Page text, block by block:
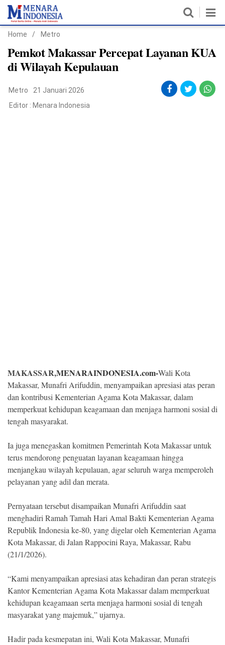
Home
Nasional
Politik
©
Menara
Indonesia
.
All
Right
Reserve
Home / Metro
Pemkot Makassar Percepat Layanan KUA
di Wilayah Kepulauan
Metro
21 Januari 2026
Editor : Menara Indonesia
MAKASSAR,MENARAINDONESIA.com-Wali Kota
Makassar, Munafri Arifuddin, menyampaikan apresiasi atas peran
dan kontribusi Kementerian Agama Kota Makassar, dalam
memperkuat kehidupan keagamaan dan menjaga harmoni sosial di
tengah masyarakat.
Ia juga menegaskan komitmen Pemerintah Kota Makassar untuk
terus mendorong penguatan layanan keagamaan hingga
menjangkau wilayah kepulauan, agar seluruh warga memperoleh
pelayanan yang adil dan merata.
Pernyataan tersebut disampaikan Munafri Arifuddin saat
menghadiri Ramah Tamah Hari Amal Bakti Kementerian Agama
Republik Indonesia ke-80, yang digelar oleh Kementerian Agama
Kota Makassar, di Jalan Rappocini Raya, Makassar, Rabu
(21/1/2026).
“Kami menyampaikan apresiasi atas kehadiran dan peran strategis
Kantor Kementerian Agama Kota Makassar dalam memperkuat
kehidupan keagamaan serta menjaga harmoni sosial di tengah
masyarakat yang majemuk,” ujarnya.
Hadir pada kesmepatan ini, Wali Kota Makassar, Munafri